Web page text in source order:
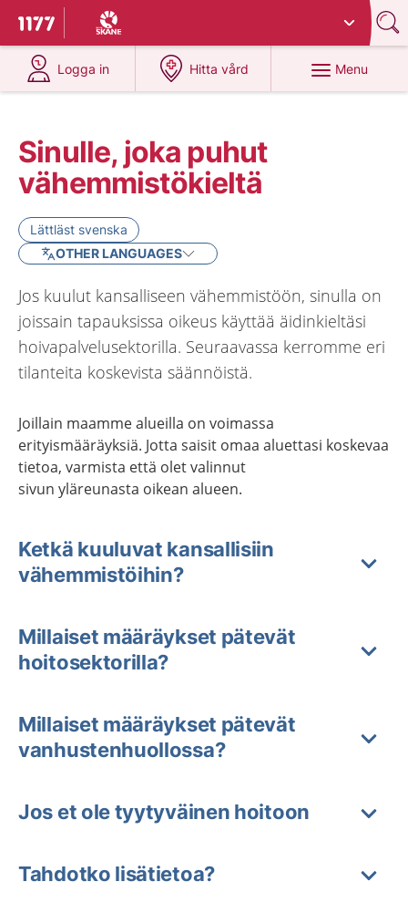
To start page for 1177
Du har valt region
Logga in
at 1177.se
Hitta vård
at 1177.se
Menu
Sinulle, joka puhut
vähemmistökieltä
Lättläst svenska
OTHER LANGUAGES
Jos kuulut kansalliseen vähemmistöön, sinulla on
joissain tapauksissa oikeus käyttää äidinkieltäsi
hoivapalvelusektorilla. Seuraavassa kerromme eri
tilanteita koskevista säännöistä.
Joillain maamme alueilla on voimassa
erityismääräyksiä. Jotta saisit omaa aluettasi koskevaa
tietoa, varmista että olet valinnut
sivun yläreunasta oikean alueen.
Ketkä kuuluvat kansallisiin
vähemmistöihin?
Millaiset määräykset pätevät
hoitosektorilla?
Millaiset määräykset pätevät
vanhustenhuollossa?
Jos et ole tyytyväinen hoitoon
Tahdotko lisätietoa?